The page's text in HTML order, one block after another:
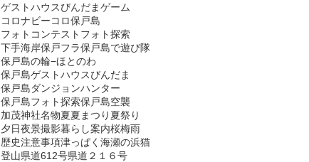
ゲストハウスびんだまゲーム
コロナビーコロ保戸島
フォトコンテスト フォト探索
下手海岸保戸フラ保戸島で遊び隊
保戸島の輪−ほとのわ
保戸島ゲストハウスびんだま
保戸島ダンジョンハンター
保戸島フォト探索保戸島空襲
加茂神社名物夏夏まつり 夏祭り
夕日夜景撮影暮らし案内桜梅雨
歴史注意事項津っぱく 海瀬の浜猫
登山県道612号県道２１６号